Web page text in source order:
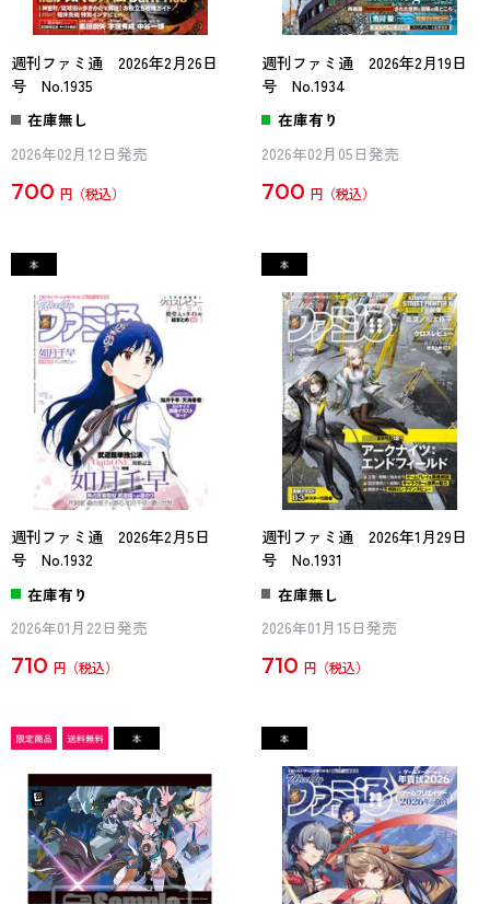
週刊ファミ通 2026年2月26日
号 No.1935
在庫無し
2026年02月12日発売
700 円
週刊ファミ通 2026年2月19日
号 No.1934
在庫有り
2026年02月05日発売
700 円
週刊ファミ通 2026年2月5日
号 No.1932
在庫有り
2026年01月22日発売
710 円
週刊ファミ通 2026年1月29日
号 No.1931
在庫無し
2026年01月15日発売
710 円